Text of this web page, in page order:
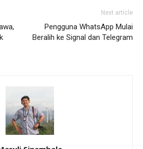
Next article
Pengguna WhatsApp Mulai
Beralih ke Signal dan Telegram